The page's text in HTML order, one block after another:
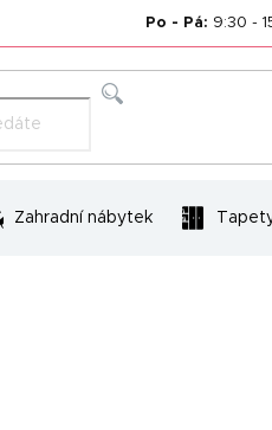
Po - Pá: 9:30 -
Zahradní nábytek